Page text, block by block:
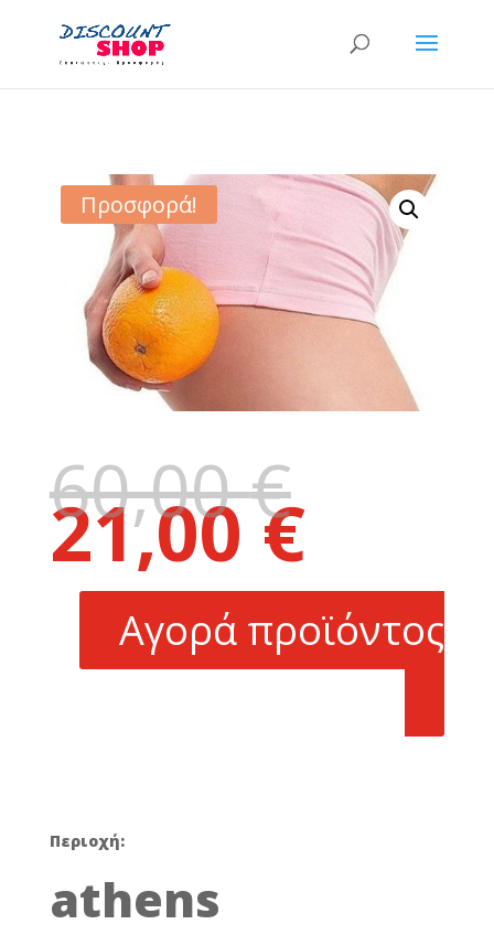
Προσφορά!
60,00€Original
price
was:
60,00 €.
21,00€τιμή
είναι:
21,00 €.
Αγορά προϊόντος
Περιοχή:
athens